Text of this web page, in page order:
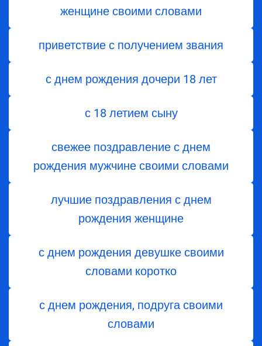
женщине своими словами
приветствие с получением звания
с днем ​​рождения дочери 18 лет
с 18 летием сыну
свежее поздравление с днем
рождения мужчине своими словами
лучшие поздравления с днем
рождения женщине
с днем рождения девушке своими
словами коротко
с днем рождения, подруга своими
словами